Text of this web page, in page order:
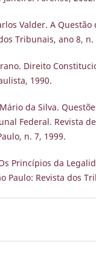
Valder. A
Tribunais, ano 8, n.
Direito
1990.
Mário da Silva.
Federal. Revista
n. 7, 1999.
Princípios da
Paulo: Revista dos